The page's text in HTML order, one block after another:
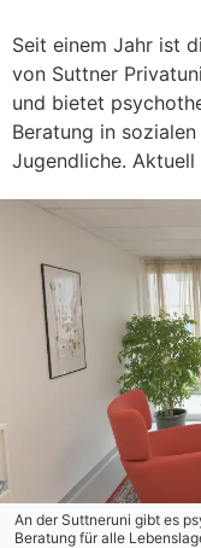
Seit einem Jahr ist
von Suttner
und bietet
Beratung in
Jugendliche.
An der Suttneruni gibt es
Beratung für alle